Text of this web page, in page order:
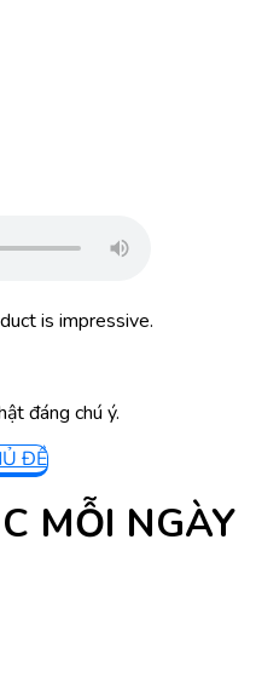
is impressive.
đáng chú ý.
ĐỀ
MỖI NGÀY